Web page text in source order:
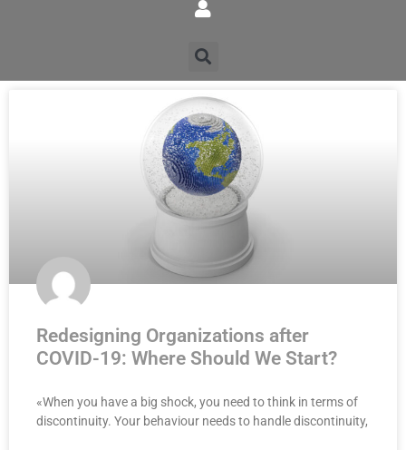
Redesigning Organizations after
COVID-19: Where Should We Start?
«When you have a big shock, you need to think in terms of
discontinuity. Your behaviour needs to handle discontinuity,